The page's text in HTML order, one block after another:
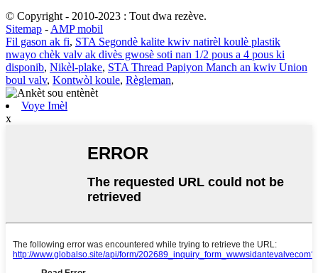
© Copyright - 2010-2023 : Tout dwa rezève.
Sitemap - AMP mobil
Fil gason ak fi, STA Segondè kalite kwiv natirèl koulè plastik
nwayo chèk valv ak divès gwosè soti nan 1/2 pous a 4 pous ki
disponib, Nikèl-plake, STA Thread Papiyon Manch an kwiv Union
boul valv, Kontwòl koule, Règleman,
Voye Imèl
x